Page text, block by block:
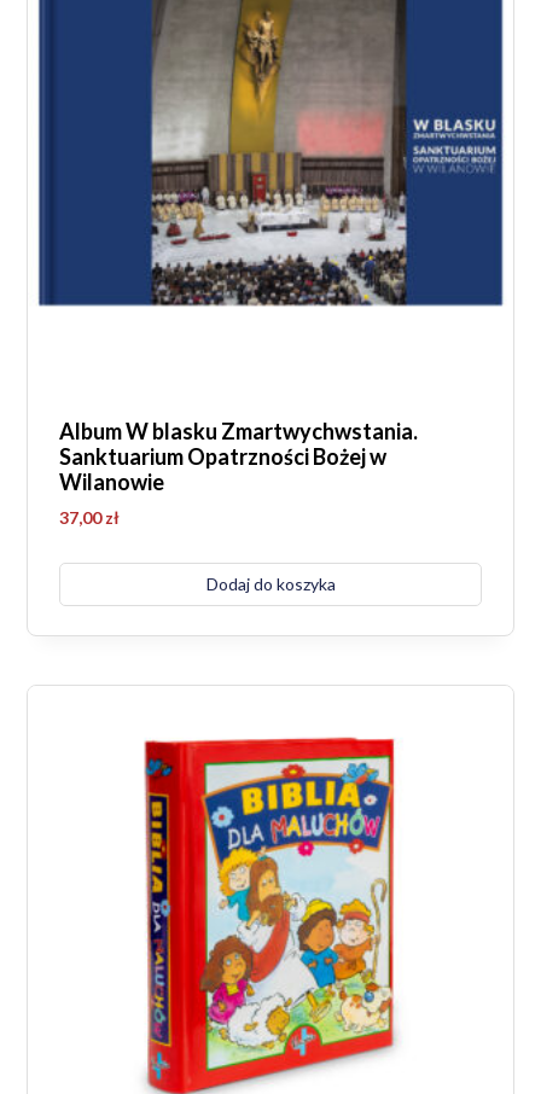
Album W blasku Zmartwychwstania.
Sanktuarium Opatrzności Bożej w
Wilanowie
37,00zł
Dodaj do koszyka